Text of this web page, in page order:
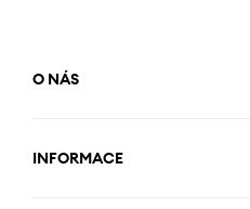
O NÁS
INFORMACE